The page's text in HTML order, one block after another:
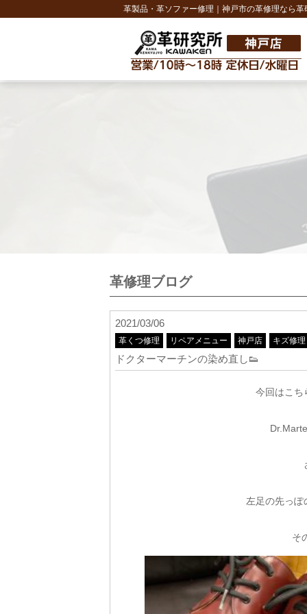
革製品・革ソファー修理｜神戸市の革修理なら革
革修理ブログ
2021/03/06
革くつ修理 リペアメニュー 神戸店 キズ修理
ドクターマーチンの染め直し👟
今回はこち
左足の先っ
そ